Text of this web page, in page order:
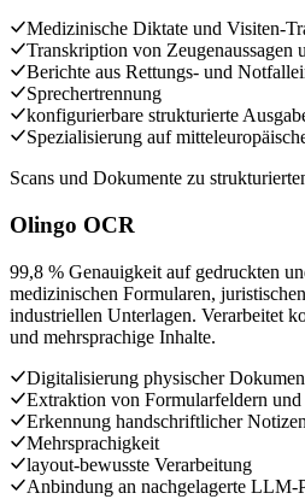
Medizinische Diktate und Visiten-
Transkription von Zeugenaussagen
Berichte aus Rettungs- und
Sprechertrennung
konfigurierbare strukturierte
Spezialisierung auf
Scans und Dokumente zu
Olingo OCR
99,8 % Genauigkeit auf gedruckten
medizinischen Formularen,
industriellen Unterlagen. Verarbeitet
und mehrsprachige Inhalte.
Digitalisierung physischer
Extraktion von Formularfeldern und
Erkennung handschriftlicher Notizen
Mehrsprachigkeit
layout-bewusste Verarbeitung
Anbindung an nachgelagerte LLM-